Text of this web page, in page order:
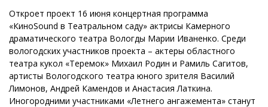
Откроет проект 16 июня концертная программа
«КиноSound в Театральном саду» актрисы Камерного
драматического театра Вологды Марии Иваненко. Среди
вологодских участников проекта – актеры областного
театра кукол «Теремок» Михаил Родин и Рамиль Сагитов,
артисты Вологодского театра юного зрителя Василий
Лимонов, Андрей Камендов и Анастасия Латкина.
Иногородними участниками «Летнего ангажемента» станут